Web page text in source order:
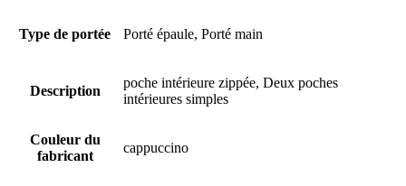
Type de portée Porté épaule, Porté main
Description
poche intérieure zippée, Deux poches
intérieures simples
Couleur du
fabricant
cappuccino